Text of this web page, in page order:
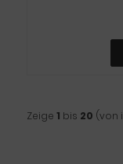
Zeige 1 bis 20 (von